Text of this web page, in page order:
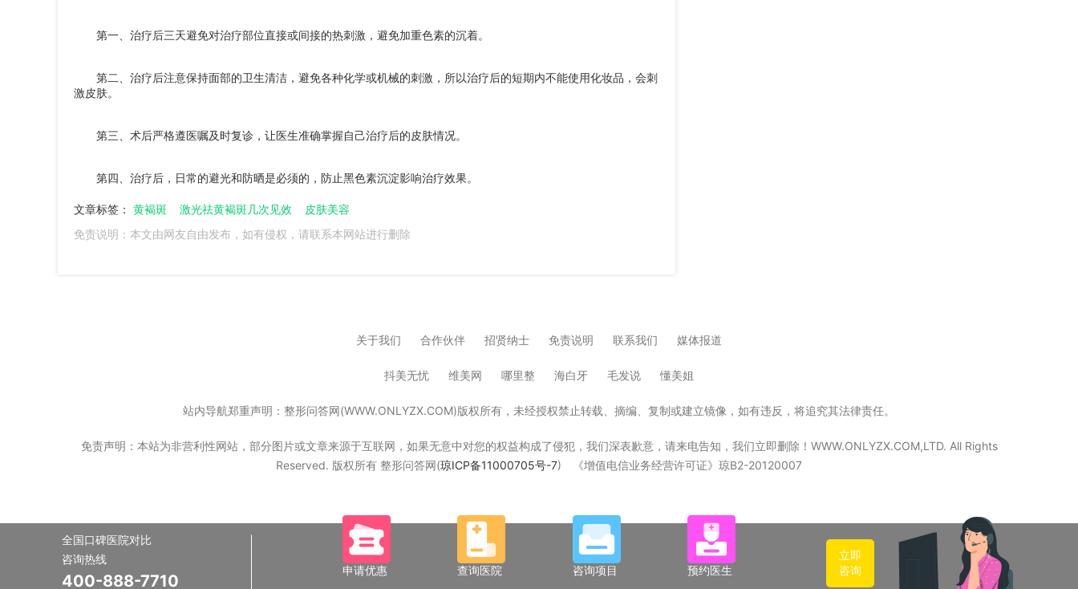
第一、治疗后三天避免对治疗部位直接或间接的热刺激，避免加重色素的沉着。
第二、治疗后注意保持面部的卫生清洁，避免各种化学或机械的刺激，所以治疗后的短期内不能使用化妆品，会刺
激皮肤。
第三、术后严格遵医嘱及时复诊，让医生准确掌握自己治疗后的皮肤情况。
第四、治疗后，日常的避光和防晒是必须的，防止黑色素沉淀影响治疗效果。
文章标签： 黄褐斑 激光祛黄褐斑几次见效
皮肤美容
免责说明：本文由网友自由发布，如有侵权，请联系本网站进行删除
关于我们 合作伙伴 招贤纳士 免责说明 联系我们 媒体报道
抖美无忧 维美网 哪里整 海白牙 毛发说 懂美姐
站内导航郑重声明：整形问答网(WWW.ONLYZX.COM)版权所有，未经授权禁止转载、摘编、复制或建立镜像，如有违反，将追究其法律责任。
免责声明：本站为非营利性网站，部分图片或文章来源于互联网，如果无意中对您的权益构成了侵犯，我们深表歉意，请来电告知，我们立即删除！WWW.ONLYZX.COM,LTD. All Rights
Reserved. 版权所有 整形问答网(琼ICP备11000705号-7) 《增值电信业务经营许可证》琼B2-20120007
全国口碑医院对比
咨询热线
400-888-7710
申请优惠 查询医院 咨询项目 预约医生
立即
咨询